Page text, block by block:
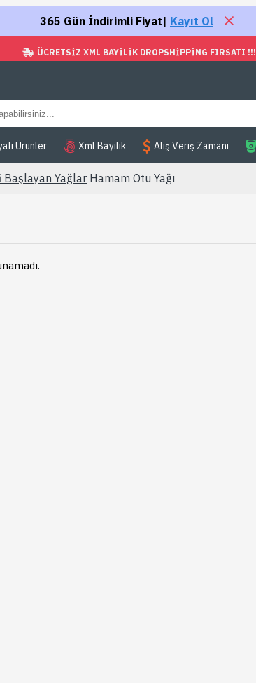
365 Gün İndirimli Fiyat| Kayıt Ol
ÜCRETSIZ XML BAYILIK DROPSHIPPING FIRSATI !!!
Ürünler Xml Bayilik Alış Veriş Zamanı
Başlayan Yağlar Hamam Otu Yağı